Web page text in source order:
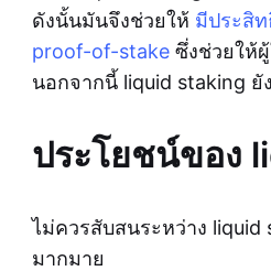
ดังนั้นมันจึงช่วยให้ มีประสิ
proof-of-stake ซึ่งช่วยให้
นอกจากนี้ liquid staking ยั
ประโยชน์ของ
ไม่ควรสับสนระหว่าง
มากมาย